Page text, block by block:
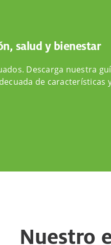
salud y bienestar
Descarga nuestra
de
Nuestro